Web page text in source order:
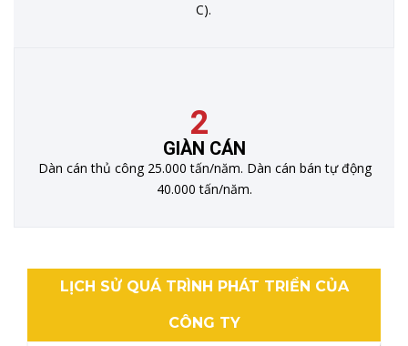
C).
2
GIÀN CÁN
Dàn cán thủ công 25.000 tấn/năm. Dàn cán bán tự động
40.000 tấn/năm.
LỊCH SỬ QUÁ TRÌNH PHÁT TRIỂN CỦA
CÔNG TY